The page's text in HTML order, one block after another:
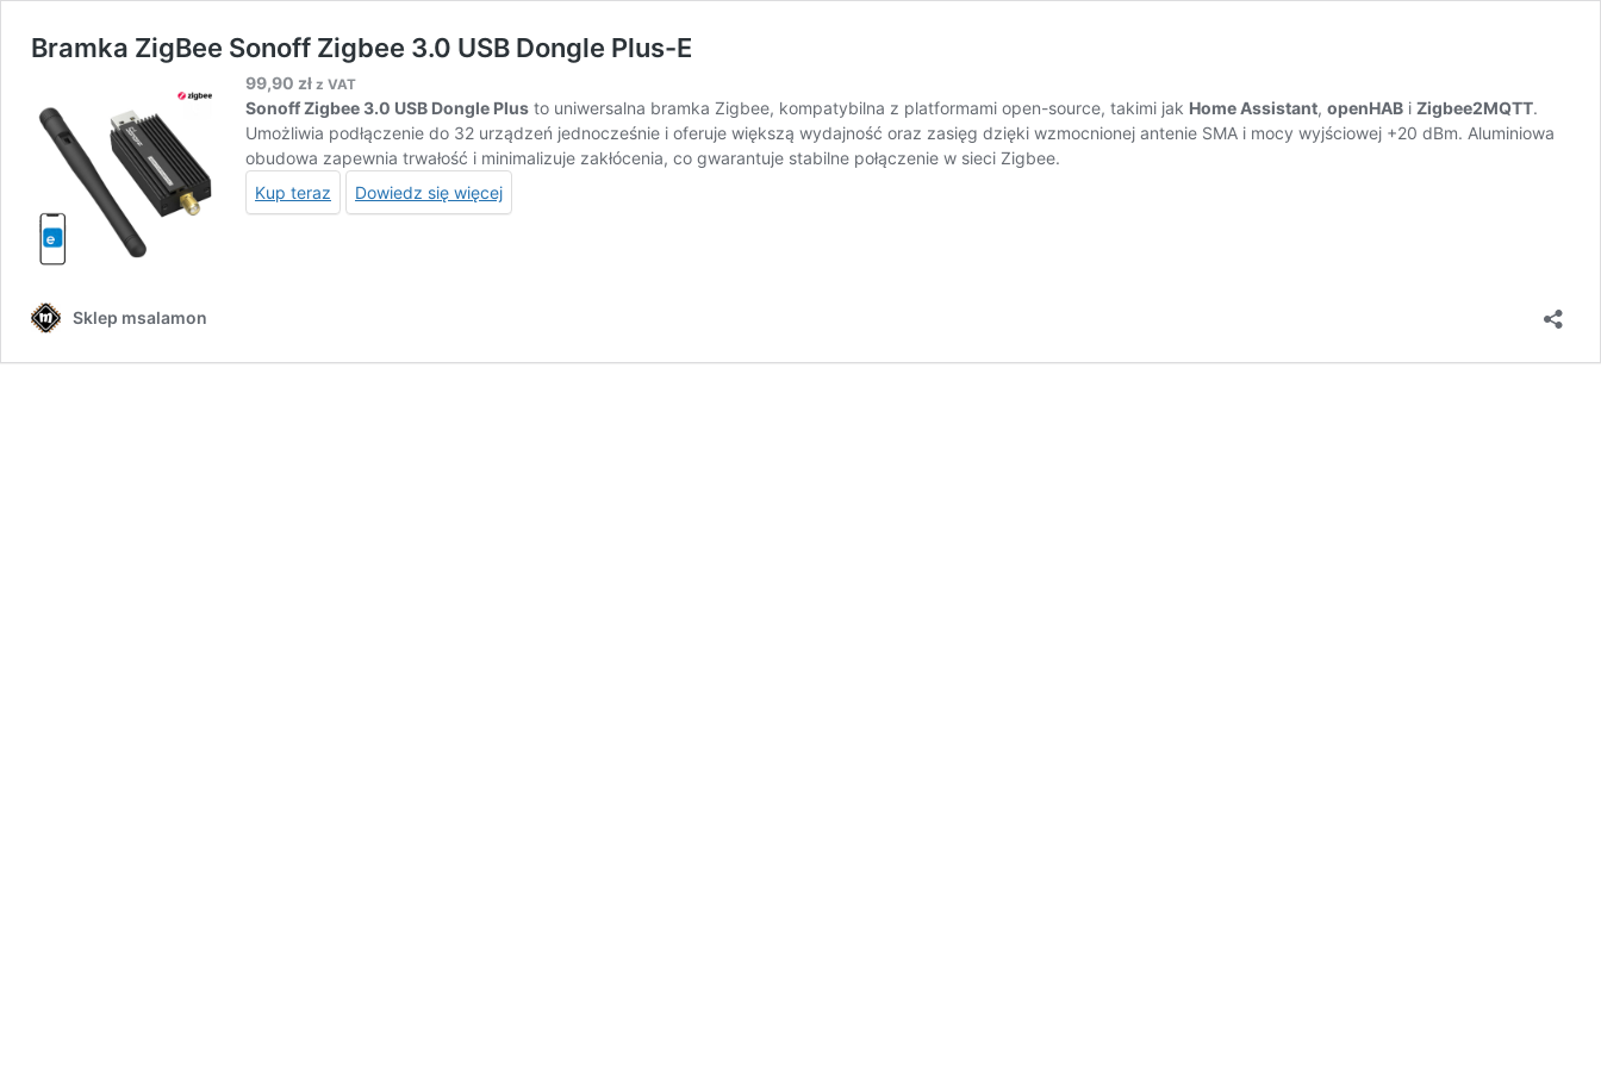
Bramka ZigBee Sonoff Zigbee 3.0 USB Dongle Plus-E
99,90 zł z VAT
Sonoff Zigbee 3.0 USB Dongle Plus to uniwersalna bramka Zigbee, kompatybilna z platformami open-source, takimi jak Home Assistant, openHAB i Zigbee2MQTT.
Umożliwia podłączenie do 32 urządzeń jednocześnie i oferuje większą wydajność oraz zasięg dzięki wzmocnionej antenie SMA i mocy wyjściowej +20 dBm. Aluminiowa
obudowa zapewnia trwałość i minimalizuje zakłócenia, co gwarantuje stabilne połączenie w sieci Zigbee.
Kup teraz
Dowiedz się więcej
Sklep msalamon